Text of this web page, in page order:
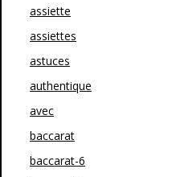
assiette
assiettes
astuces
authentique
avec
baccarat
baccarat-6